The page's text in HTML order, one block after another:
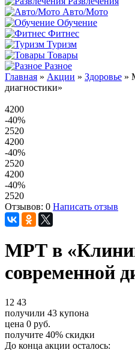
Авто/Мото
Обучение
Фитнес
Туризм
Товары
Разное
Главная » Акции » Здоровье »
диагностики»
4200
-40%
2520
4200
-40%
2520
4200
-40%
2520
Отзывов: 0 Написать отзыв
МРТ в
современной
12 43
получили 43 купона
цена 0 руб.
получите 40% скидки
До конца акции осталось: